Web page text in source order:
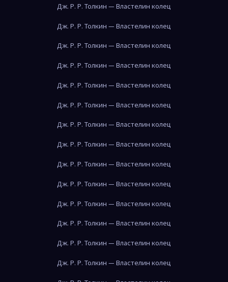
Дж. Р. Р. Толкин — Властелин колец
Дж. Р. Р. Толкин — Властелин колец
Дж. Р. Р. Толкин — Властелин колец
Дж. Р. Р. Толкин — Властелин колец
Дж. Р. Р. Толкин — Властелин колец
Дж. Р. Р. Толкин — Властелин колец
Дж. Р. Р. Толкин — Властелин колец
Дж. Р. Р. Толкин — Властелин колец
Дж. Р. Р. Толкин — Властелин колец
Дж. Р. Р. Толкин — Властелин колец
Дж. Р. Р. Толкин — Властелин колец
Дж. Р. Р. Толкин — Властелин колец
Дж. Р. Р. Толкин — Властелин колец
Дж. Р. Р. Толкин — Властелин колец